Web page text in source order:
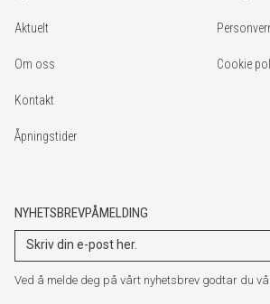
Aktuelt
Om oss
Kontakt
Åpningstider
Cookie
NYHETSBREVPÅMELDING
Ved å melde deg på vårt nyhetsbrev godtar du